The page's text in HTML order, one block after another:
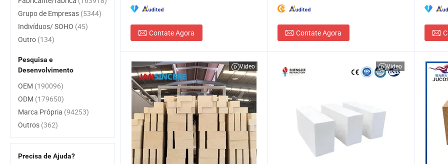
Contate Agora Contate Agora
Video Video
Grupo de Empresas (5344)
Indivíduos/ SOHO (45)
Outro (134)
Pesquisa e
Desenvolvimento
OEM (190096)
ODM (179650)
Marca Própria (94253)
Outros (362)
Precisa de Ajuda?